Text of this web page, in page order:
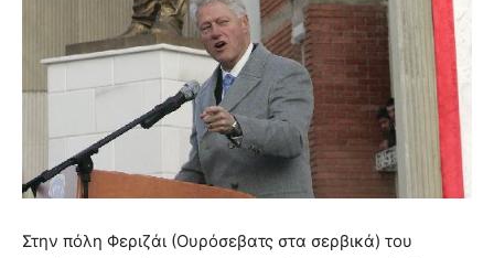
Στην πόλη Φεριζάι (Ουρόσεβατς στα σερβικά) του